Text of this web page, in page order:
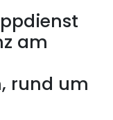
am
rund um